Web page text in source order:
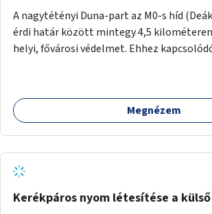
A nagytétényi Duna-part az M0-s híd
érdi határ között mintegy 4,5
helyi, fővárosi védelmet. Ehhez
Megnézem
Kerékpáros nyom létesítése a